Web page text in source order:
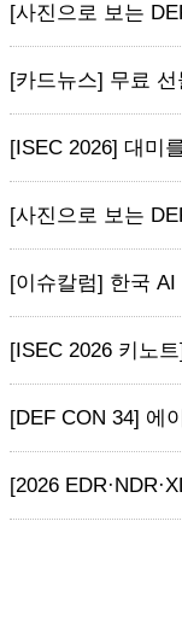
[사진으로 보는
[카드뉴스] 무료
[ISEC 2026] 대미
[사진으로 보는
[이슈칼럼] 한국
[ISEC 2026 키노
[DEF CON 34] 에
[2026